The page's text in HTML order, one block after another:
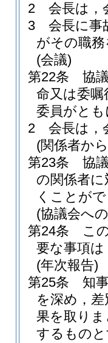
2
会長は，
3
会長に事
がその職
(会議)
第22条
協
命又は委
委員がと
2
会長は，
(関係者か
第23条
協
の関係者
くことが
(協議会へ
第24条
こ
要な事項
(年次報告)
第25条
知
を深め，
果を取り
するもの